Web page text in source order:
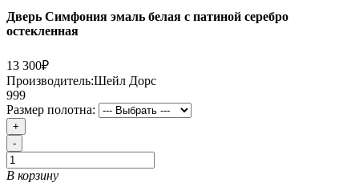
Дверь Симфония эмаль белая с патиной серебро
остекленная
13 300₽
Производитель:Шейл Дорс
999
Размер полотна:
+
-
В корзину